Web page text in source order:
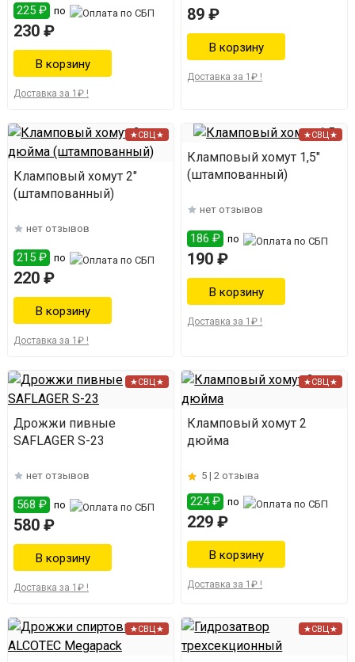
225 ₽ по
230 ₽
Доставка за 1₽ !
89 ₽
Доставка за 1₽ !
★СВЦ★
Кламповый хомут 2"
(штампованный)
нет отзывов
215 ₽ по
220 ₽
Доставка за 1₽ !
★СВЦ★
Кламповый хомут 1,5"
(штампованный)
нет отзывов
186 ₽ по
190 ₽
Доставка за 1₽ !
★СВЦ★
Дрожжи пивные
SAFLAGER S-23
нет отзывов
568 ₽ по
580 ₽
Доставка за 1₽ !
★СВЦ★
Кламповый хомут 2
дюйма
5 |2 отзыва
224 ₽ по
229 ₽
Доставка за 1₽ !
★СВЦ★ ★СВЦ★